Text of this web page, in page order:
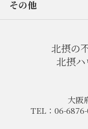
その他
北摂の
北摂
大阪
TEL：06-